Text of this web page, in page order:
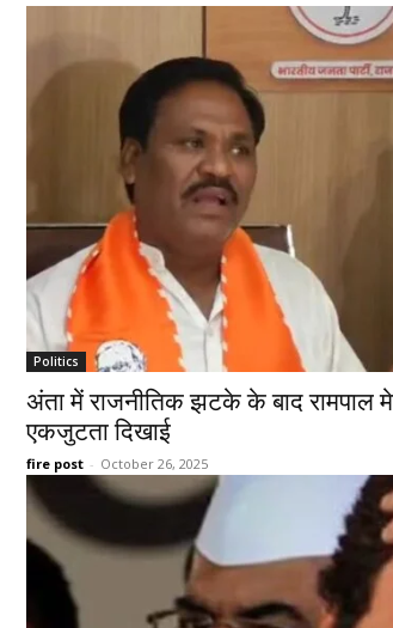
Politics
अंता में राजनीतिक झटके के बाद रामपाल
एकजुटता दिखाई
fire post - October 26, 2025